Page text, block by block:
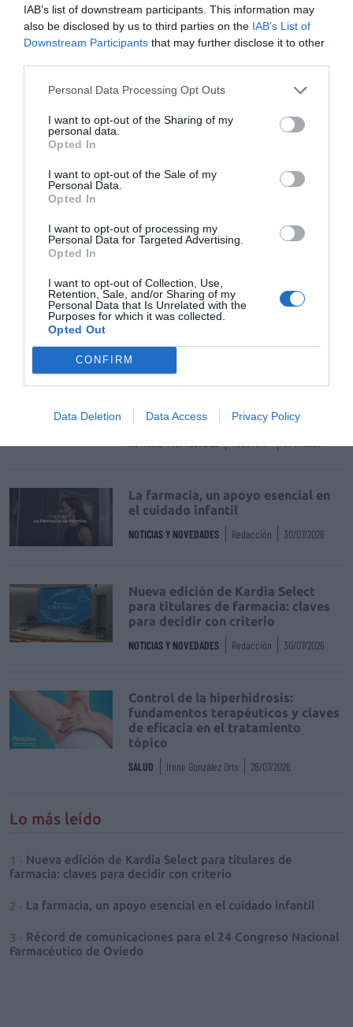
IAB’s list of downstream participants. This information may
also be disclosed by us to third parties on the IAB’s List of
Downstream Participants that may further disclose it to other
Personal Data Processing Opt Outs
I want to opt-out of the Sharing of my
personal data.
Opted In
I want to opt-out of the Sale of my
Personal Data.
Opted In
I want to opt-out of processing my
Personal Data for Targeted Advertising.
Opted In
I want to opt-out of Collection, Use,
Retention, Sale, and/or Sharing of my
Personal Data that Is Unrelated with the
Purposes for which it was collected.
Opted Out
CONFIRM
Data Deletion Data Access Privacy Policy
Tags
Joan Uriach Marsal
Facultad de Farmacia y Ciencias de la Alimentación
de la Universidad de Barcelona
Universidad de Barcelona
Destacados
La venta online de medicamentos
de uso humano: seguridad y
trazabilidad
Récord de comunicaciones para el
Farmacéutico de Oviedo
La farmacia, un apoyo esencial en
el cuidado infantil
NOTICIAS Y NOVEDADES Redacción 30/07/2026
Nueva edición de Kardia Select
para titulares de farmacia: claves
para decidir con criterio
NOTICIAS Y NOVEDADES Redacción 30/07/2026
Control de la hiperhidrosis:
fundamentos terapéuticos y claves
de eficacia en el tratamiento
tópico
SALUD Irene González Orts 28/07/2026
Lo más leído
Nueva edición de Kardia Select para titulares de
farmacia: claves para decidir con criterio
La farmacia, un apoyo esencial en el cuidado infantil
Récord de comunicaciones para el 24 Congreso Nacional
Farmacéutico de Oviedo